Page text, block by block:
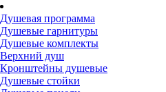
Душевая программа
Душевые гарнитуры
Душевые комплекты
Верхний душ
Кронштейны душевые
Душевые стойки